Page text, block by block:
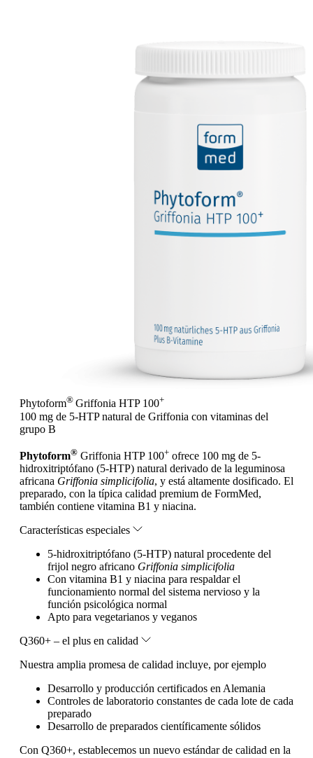
Phytoform® Griffonia HTP 100+
100 mg de 5-HTP natural de Griffonia con vitaminas del
grupo B
Phytoform® Griffonia HTP 100+ ofrece 100 mg de 5-
hidroxitriptófano (5-HTP) natural derivado de la leguminosa
africana Griffonia simplicifolia, y está altamente dosificado. El
preparado, con la típica calidad premium de FormMed,
también contiene vitamina B1 y niacina.
Características especiales
5-hidroxitriptófano (5-HTP) natural procedente del
frijol negro africano Griffonia simplicifolia
Con vitamina B1 y niacina para respaldar el
funcionamiento normal del sistema nervioso y la
función psicológica normal
Apto para vegetarianos y veganos
Q360+ – el plus en calidad
Nuestra amplia promesa de calidad incluye, por ejemplo
Desarrollo y producción certificados en Alemania
Controles de laboratorio constantes de cada lote de cada
preparado
Desarrollo de preparados científicamente sólidos
Con Q360+, establecemos un nuevo estándar de calidad en la